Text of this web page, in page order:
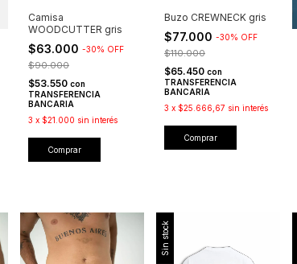
Camisa
WOODCUTTER gris
$63.000 -30% OFF
$90.000
$53.550 con
TRANSFERENCIA
BANCARIA
3 x $21.000 sin interés
Comprar
Buzo CREWNECK gris
$77.000 -30% OFF
$110.000
$65.450 con
TRANSFERENCIA
BANCARIA
3 x $25.666,67 sin interés
Comprar
Sin stock